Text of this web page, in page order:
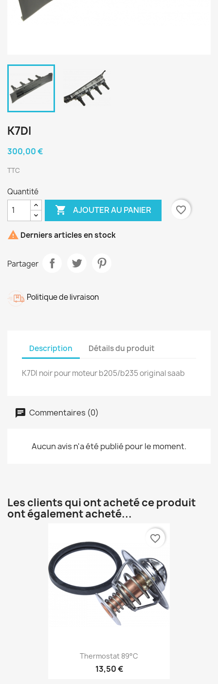
K7DI
300,00 €
TTC
Quantité
 AJOUTER AU PANIER favorite_border
 Derniers articles en stock
Partager
Politique de livraison
Description Détails du produit
K7DI noir pour moteur b205/b235 original saab
Commentaires (0)
Aucun avis n'a été publié pour le moment.
Les clients qui ont acheté ce produit
ont également acheté...
Thermostat 89°C
13,50 €
favorite_border